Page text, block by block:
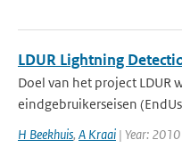
LDUR Lightning
Doel van het project LDUR
eindgebruikerseisen
H Beekhuis, A Kraai | Year: